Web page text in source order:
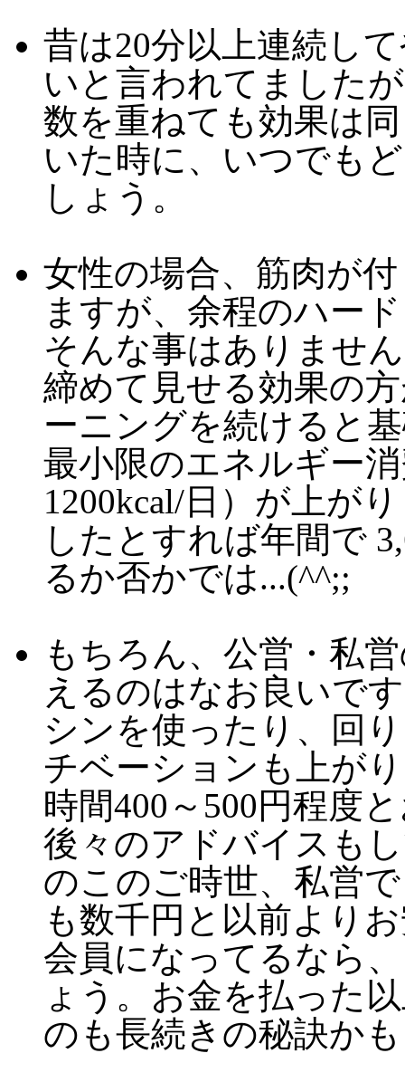
昔は20分以上連続し
いと言われてました
数を重ねても効果は
いた時に、いつでも
しょう。
女性の場合、筋肉が
ますが、余程のハー
そんな事はありませ
締めて見せる効果の
ーニングを続けると
最小限のエネルギー
1200kcal/日）が上が
したとすれば年間で
るか否かでは...(^^;;
もちろん、公営・私
えるのはなお良いで
シンを使ったり、回
チベーションも上が
時間400～500円程度
後々のアドバイスも
のこのご時世、私営
も数千円と以前より
会員になってるなら
ょう。お金を払った
のも長続きの秘訣か